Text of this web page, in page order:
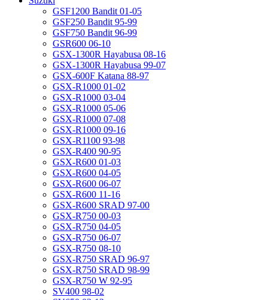
GSF1200 Bandit 01-05
GSF250 Bandit 95-99
GSF750 Bandit 96-99
GSR600 06-10
GSX-1300R Hayabusa 08-16
GSX-1300R Hayabusa 99-07
GSX-600F Katana 88-97
GSX-R1000 01-02
GSX-R1000 03-04
GSX-R1000 05-06
GSX-R1000 07-08
GSX-R1000 09-16
GSX-R1100 93-98
GSX-R400 90-95
GSX-R600 01-03
GSX-R600 04-05
GSX-R600 06-07
GSX-R600 11-16
GSX-R600 SRAD 97-00
GSX-R750 00-03
GSX-R750 04-05
GSX-R750 06-07
GSX-R750 08-10
GSX-R750 SRAD 96-97
GSX-R750 SRAD 98-99
GSX-R750 W 92-95
SV400 98-02